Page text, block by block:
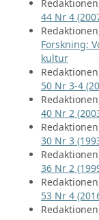
44 Nr 4
Forskning:
kultur
50 Nr 3-4
40 Nr 2
30 Nr 3
36 Nr 2
53 Nr 4